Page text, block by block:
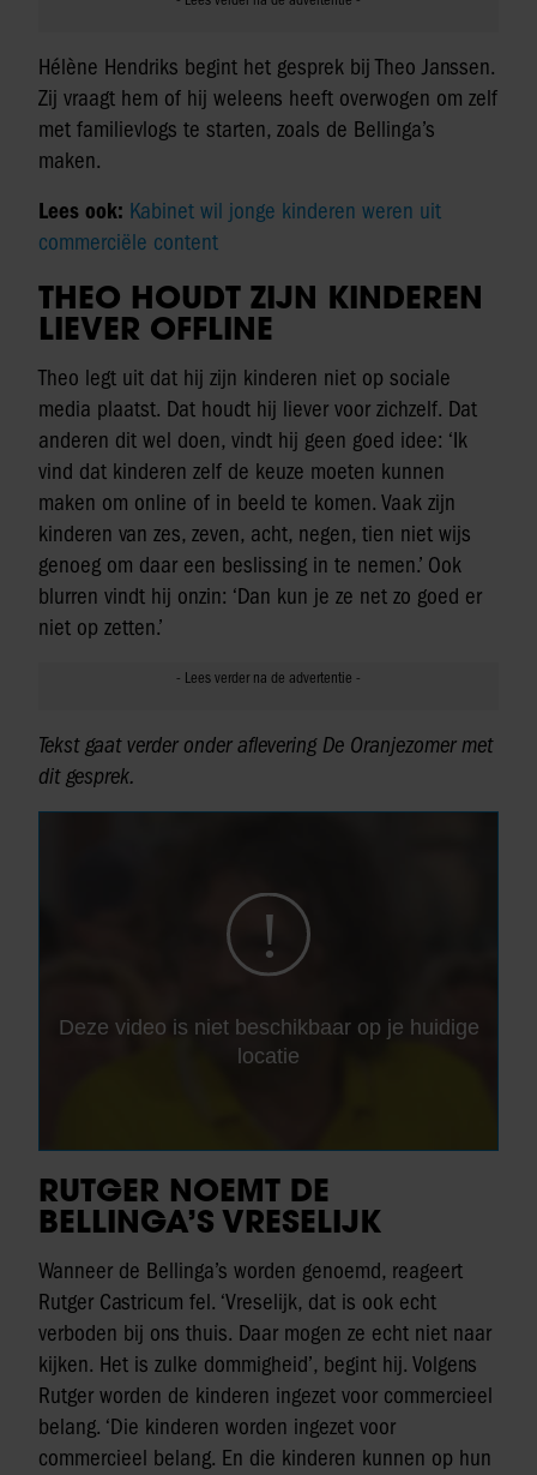
Hélène Hendriks begint het gesprek bij Theo Janssen.
Zij vraagt hem of hij weleens heeft overwogen om zelf
met familievlogs te starten, zoals de Bellinga’s
maken.
Lees ook: Kabinet wil jonge kinderen weren uit
commerciële content
THEO HOUDT ZIJN KINDEREN
LIEVER OFFLINE
Theo legt uit dat hij zijn kinderen niet op sociale
media plaatst. Dat houdt hij liever voor zichzelf. Dat
anderen dit wel doen, vindt hij geen goed idee: ‘Ik
vind dat kinderen zelf de keuze moeten kunnen
maken om online of in beeld te komen. Vaak zijn
kinderen van zes, zeven, acht, negen, tien niet wijs
genoeg om daar een beslissing in te nemen.’ Ook
blurren vindt hij onzin: ‘Dan kun je ze net zo goed er
niet op zetten.’
Tekst gaat verder onder aflevering De Oranjezomer met
dit gesprek.
RUTGER NOEMT DE
BELLINGA’S VRESELIJK
Wanneer de Bellinga’s worden genoemd, reageert
Rutger Castricum fel. ‘Vreselijk, dat is ook echt
verboden bij ons thuis. Daar mogen ze echt niet naar
kijken. Het is zulke dommigheid’, begint hij. Volgens
Rutger worden de kinderen ingezet voor commercieel
belang. ‘Die kinderen worden ingezet voor
commercieel belang. En die kinderen kunnen op hun